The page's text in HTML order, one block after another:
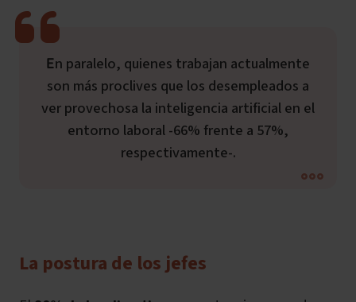
En paralelo, quienes trabajan actualmente
son más proclives que los desempleados a
ver provechosa la inteligencia artificial en el
entorno laboral -66% frente a 57%,
respectivamente-.
La postura de los jefes